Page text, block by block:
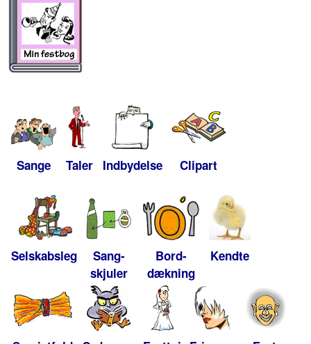
Sange Taler Indbydelse Clipart
Selskabsleg
Sang-
skjuler
Bord-
dækning
Kendte